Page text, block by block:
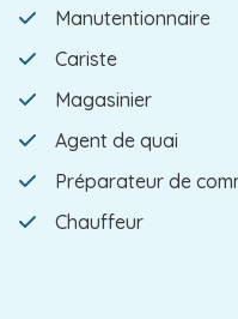
Manutentionnaire
Cariste
Magasinier
Agent de quai
Préparateur de
Chauffeur